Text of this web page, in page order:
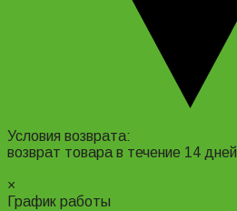
Условия возврата:
возврат товара в течение 14 дней
×
График работы